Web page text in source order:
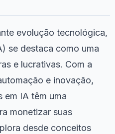
evolução tecnológica,
se destaca como uma
e lucrativas. Com a
e inovação,
em IA têm uma
monetizar suas
desde conceitos